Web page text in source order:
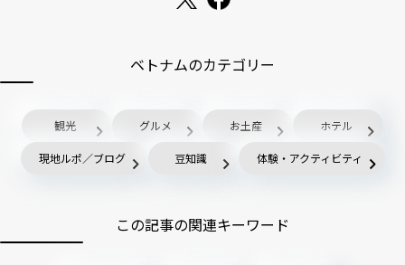
ベトナムのカテゴリー
観光 グルメ お土産 ホテル
現地ルポ／ブログ 豆知識 体験・アクティビティ
この記事の関連キーワード